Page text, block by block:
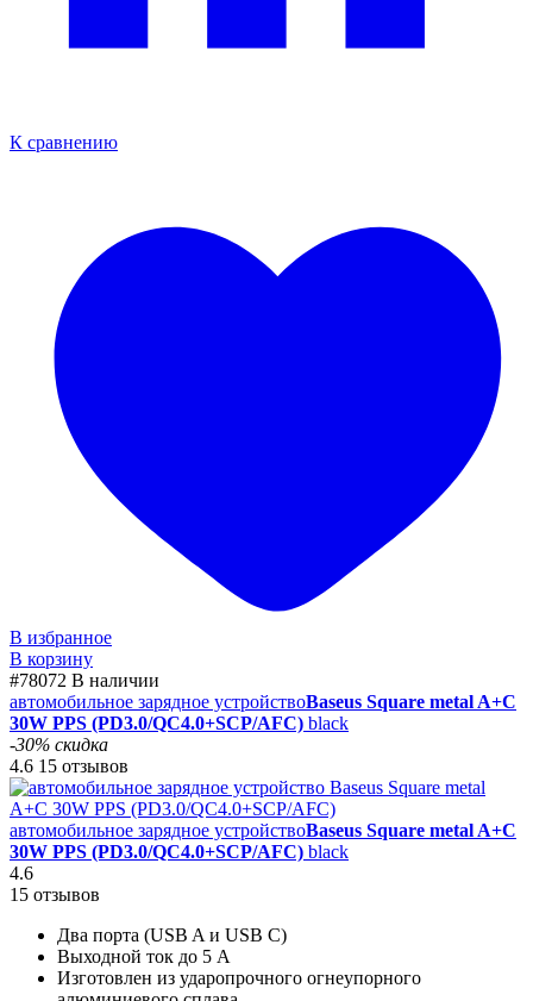
К сравнению
В избранное
В корзину
#78072 В наличии
автомобильное зарядное устройствоBaseus Square metal A+C
30W PPS (PD3.0/QC4.0+SCP/AFC) black
-30% скидка
4.6 15 отзывов
автомобильное зарядное устройствоBaseus Square metal A+C
30W PPS (PD3.0/QC4.0+SCP/AFC) black
4.6
15 отзывов
Два порта (USB A и USB C)
Выходной ток до 5 А
Изготовлен из ударопрочного огнеупорного